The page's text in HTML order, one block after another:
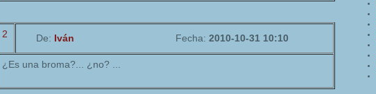
2 De: Iván Fecha: 2010-10-31 10:10
¿Es una broma?... ¿no? ...